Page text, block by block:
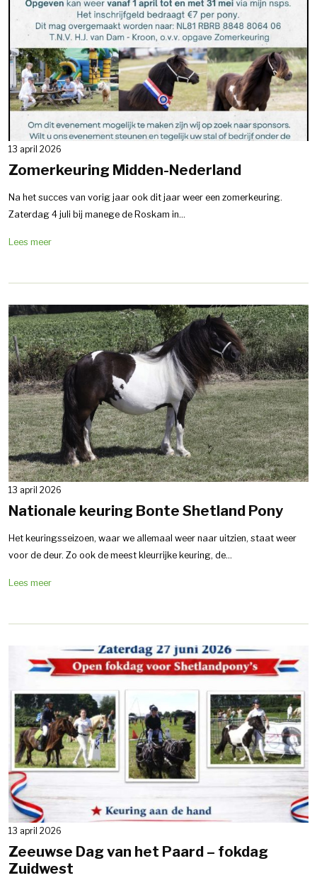
13 april 2026
Zomerkeuring Midden-Nederland
Na het succes van vorig jaar ook dit jaar weer een zomerkeuring.
Zaterdag 4 juli bij manege de Roskam in...
Lees meer
13 april 2026
Nationale keuring Bonte Shetland Pony
Het keuringsseizoen, waar we allemaal weer naar uitzien, staat weer
voor de deur. Zo ook de meest kleurrijke keuring, de...
Lees meer
13 april 2026
Zeeuwse Dag van het Paard – fokdag
Zuidwest